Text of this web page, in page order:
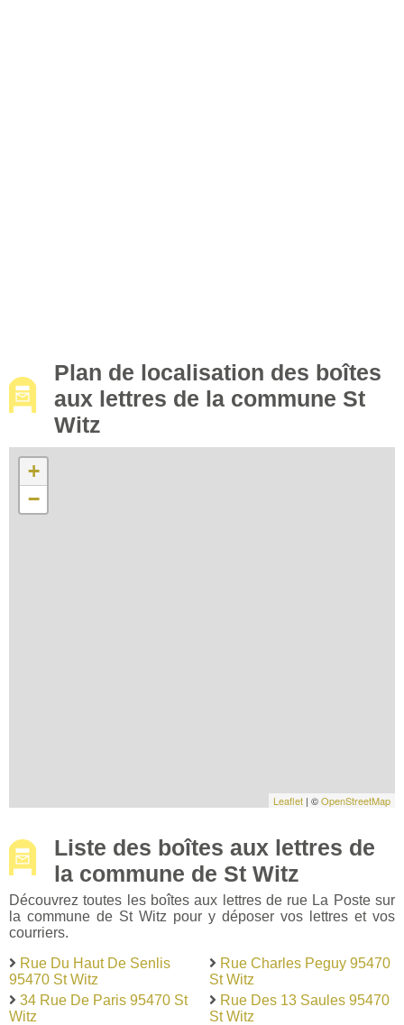
Plan de localisation des boîtes
aux lettres de la commune St
Witz
+
−
Leaflet | ©OpenStreetMap
Liste des boîtes aux lettres de
la commune de St Witz
Découvrez toutes les boîtes aux lettres de rue La Poste sur
la commune de St Witz pour y déposer vos lettres et vos
courriers.
Rue Du Haut De Senlis
95470 St Witz
34 Rue De Paris 95470 St
Witz
Rue Charles Peguy 95470
St Witz
Rue Des 13 Saules 95470
St Witz